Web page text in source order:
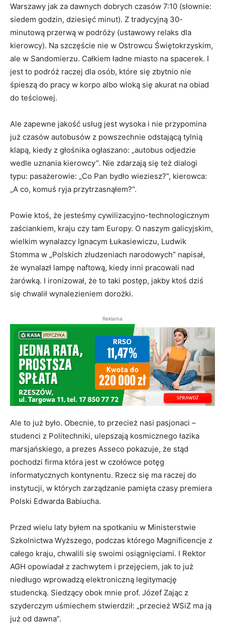
Warszawy jak za dawnych dobrych czasów 7:10 (słownie:
siedem godzin, dziesięć minut). Z tradycyjną 30-
minutową przerwą w podróży (ustawowy relaks dla
kierowcy). Na szczęście nie w Ostrowcu Świętokrzyskim,
ale w Sandomierzu. Całkiem ładne miasto na spacerek. I
jest to podróż raczej dla osób, które się zbytnio nie
śpieszą do pracy w korpo albo wloką się akurat na obiad
do teściowej.
Ale zapewne jakość usług jest wysoka i nie przypomina
już czasów autobusów z powszechnie odstającą tylnią
klapą, kiedy z głośnika ogłaszano: „autobus odjedzie
wedle uznania kierowcy”. Nie zdarzają się też dialogi
typu: pasażerowie: „Co Pan bydło wieziesz?”, kierowca:
„A co, komuś ryja przytrzasnąłem?”.
Powie ktoś, że jesteśmy cywilizacyjno-technologicznym
zaściankiem, kraju czy tam Europy. O naszym galicyjskim,
wielkim wynalazcy Ignacym Łukasiewiczu, Ludwik
Stomma w „Polskich złudzeniach narodowych” napisał,
że wynalazł lampę naftową, kiedy inni pracowali nad
żarówką. I ironizował, że to taki postęp, jakby ktoś dziś
się chwalił wynalezieniem dorożki.
Reklama
Ale to już było. Obecnie, to przecież nasi pasjonaci –
studenci z Politechniki, ulepszają kosmicznego łazika
marsjańskiego, a prezes Asseco pokazuje, że stąd
pochodzi firma która jest w czołówce potęg
informatycznych kontynentu. Rzecz się ma raczej do
instytucji, w których zarządzanie pamięta czasy premiera
Polski Edwarda Babiucha.
Przed wielu laty byłem na spotkaniu w Ministerstwie
Szkolnictwa Wyższego, podczas którego Magnificencje z
całego kraju, chwalili się swoimi osiągnięciami. I Rektor
AGH opowiadał z zachwytem i przejęciem, jak to już
niedługo wprowadzą elektroniczną legitymację
studencką. Siedzący obok mnie prof. Józef Zając z
szyderczym uśmiechem stwierdził: „przecież WSiZ ma ją
już od dawna”.